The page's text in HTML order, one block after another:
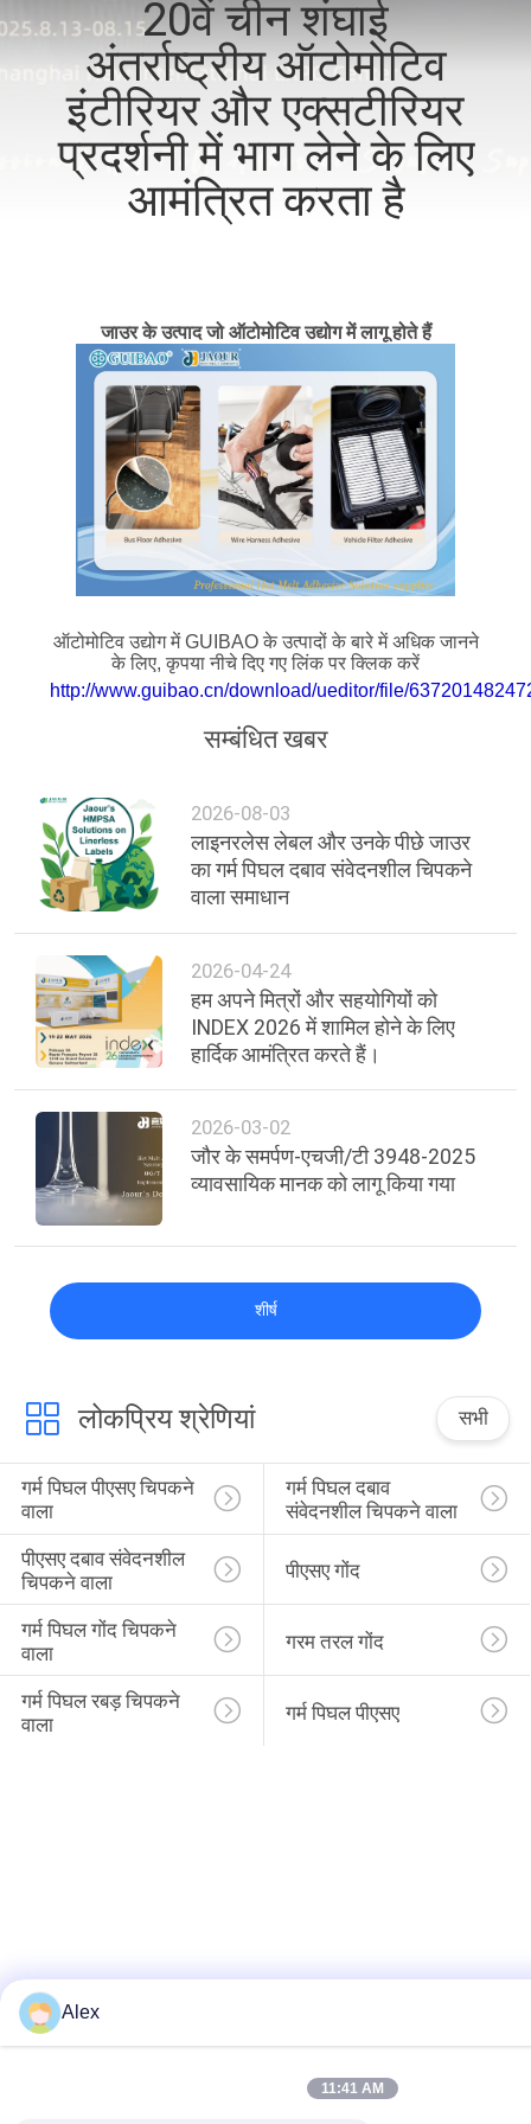
गुणवत्ता
नियंत्रण
अनुरोध
करें
साइटमैप
नीति
20वें चीन शंघाई
अंतर्राष्ट्रीय ऑटोमोटिव
इंटीरियर और एक्सटीरियर
प्रदर्शनी में भाग लेने के लिए
आमंत्रित करता है
जाउर के उत्पाद जो ऑटोमोटिव उद्योग में लागू होते हैं
ऑटोमोटिव उद्योग में GUIBAO के उत्पादों के बारे में अधिक जानने
के लिए, कृपया नीचे दिए गए लिंक पर क्लिक करें
http://www.guibao.cn/download/ueditor/file/
सम्बंधित खबर
2026-08-03
लाइनरलेस लेबल और उनके पीछे जाउर
का गर्म पिघल दबाव संवेदनशील चिपकने
वाला समाधान
2026-04-24
हम अपने मित्रों और सहयोगियों को
INDEX 2026 में शामिल होने के लिए
हार्दिक आमंत्रित करते हैं।
2026-03-02
जौर के समर्पण-एचजी/टी 3948-2025
व्यावसायिक मानक को लागू किया गया
शीर्ष
लोकप्रिय श्रेणियां सभी
गर्म पिघल पीएसए चिपकने
वाला
गर्म पिघल दबाव
संवेदनशील चिपकने वाला
पीएसए दबाव संवेदनशील
चिपकने वाला
पीएसए गोंद
गर्म पिघल गोंद चिपकने
वाला
गरम तरल गोंद
गर्म पिघल रबड़ चिपकने
वाला
गर्म पिघल पीएसए
Alex
11:41 AM